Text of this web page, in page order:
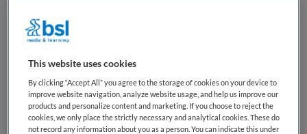
Lid Raad van Toezicht
InterAktContour via Colourful people,
Nunspeet
This website uses cookies
By clicking “Accept All” you agree to the storage of cookies on your device to
improve website navigation, analyze website usage, and help us improve our
products and personalize content and marketing. If you choose to reject the
cookies, we only place the strictly necessary and analytical cookies. These do
not record any information about you as a person. You can indicate this under